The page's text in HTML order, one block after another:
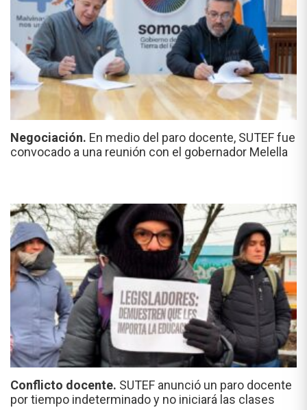
Negociación. En medio del paro docente, SUTEF fue
convocado a una reunión con el gobernador Melella
Conflicto docente. SUTEF anunció un paro docente
por tiempo indeterminado y no iniciará las clases